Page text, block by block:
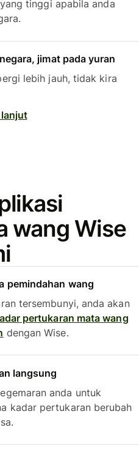
tinggi apabila anda
jimat pada yuran
lebih jauh, tidak kira
lanjut
wang Wise
pemindahan wang
tersembunyi, anda akan
pertukaran mata wang
dengan Wise.
langsung
anda untuk
kadar pertukaran berubah